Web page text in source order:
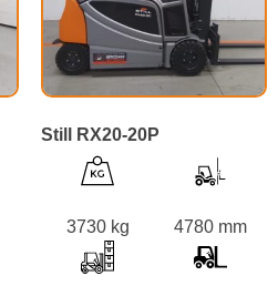
Still RX20-20P
3730 kg 4780 mm